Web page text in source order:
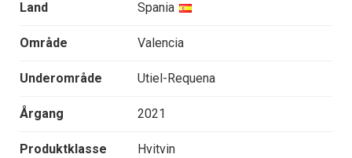
Land Spania
Område Valencia
Underområde Utiel-Requena
Årgang 2021
Produktklasse Hvitvin